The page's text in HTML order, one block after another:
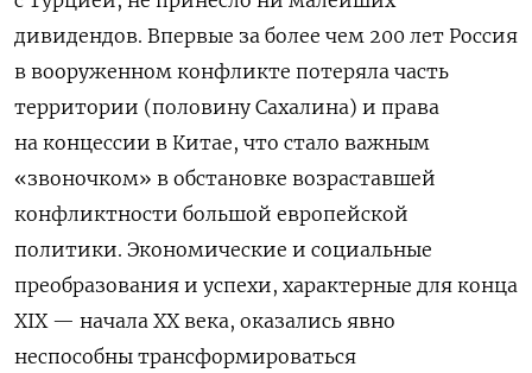
дивидендов. Впервые за более чем 200 лет Россия
в вооруженном конфликте потеряла часть
территории (половину Сахалина) и права
на концессии в Китае, что стало важным
«звоночком» в обстановке возраставшей
конфликтности большой европейской
политики. Экономические и социальные
преобразования и успехи, характерные для конца
XIX — начала ХХ века, оказались явно
неспособны трансформироваться